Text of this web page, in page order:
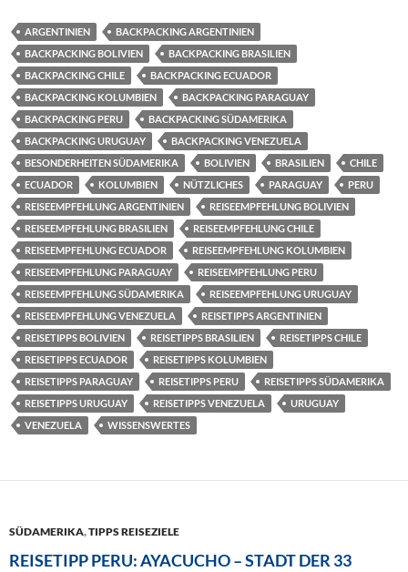
ARGENTINIEN
BACKPACKING ARGENTINIEN
BACKPACKING BOLIVIEN
BACKPACKING BRASILIEN
BACKPACKING CHILE
BACKPACKING ECUADOR
BACKPACKING KOLUMBIEN
BACKPACKING PARAGUAY
BACKPACKING PERU
BACKPACKING SÜDAMERIKA
BACKPACKING URUGUAY
BACKPACKING VENEZUELA
BESONDERHEITEN SÜDAMERIKA
BOLIVIEN BRASILIEN
CHILE
ECUADOR
KOLUMBIEN NÜTZLICHES PARAGUAY
PERU
REISEEMPFEHLUNG ARGENTINIEN
REISEEMPFEHLUNG BOLIVIEN
REISEEMPFEHLUNG BRASILIEN
REISEEMPFEHLUNG CHILE
REISEEMPFEHLUNG ECUADOR
REISEEMPFEHLUNG KOLUMBIEN
REISEEMPFEHLUNG PARAGUAY
REISEEMPFEHLUNG PERU
REISEEMPFEHLUNG SÜDAMERIKA
REISEEMPFEHLUNG URUGUAY
REISEEMPFEHLUNG VENEZUELA
REISETIPPS ARGENTINIEN
REISETIPPS BOLIVIEN
REISETIPPS BRASILIEN
REISETIPPS CHILE
REISETIPPS ECUADOR
REISETIPPS KOLUMBIEN
REISETIPPS PARAGUAY
REISETIPPS PERU
REISETIPPS SÜDAMERIKA
REISETIPPS URUGUAY
REISETIPPS VENEZUELA
URUGUAY
VENEZUELA
WISSENSWERTES
SÜDAMERIKA,TIPPS REISEZIELE
REISETIPP PERU: AYACUCHO – STADT DER 33